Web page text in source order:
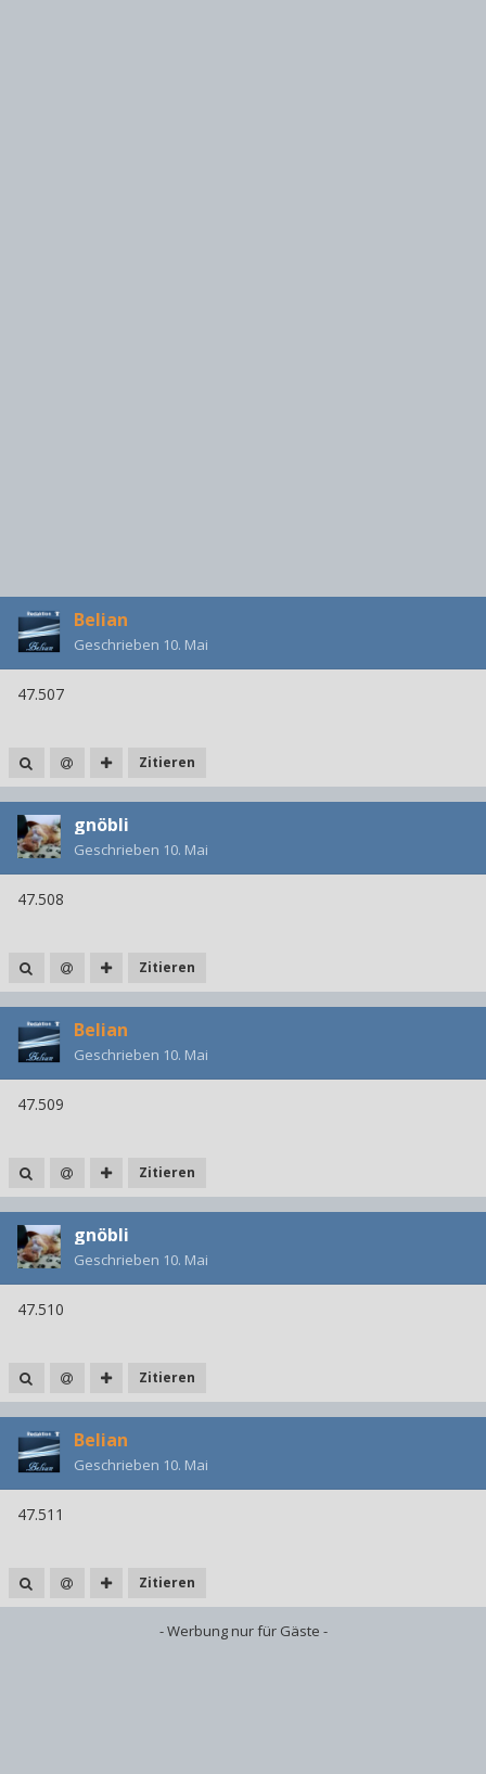
Belian
Geschrieben 10. Mai
47.507
Zitieren
gnöbli
Geschrieben 10. Mai
47.508
Zitieren
Belian
Geschrieben 10. Mai
47.509
Zitieren
gnöbli
Geschrieben 10. Mai
47.510
Zitieren
Belian
Geschrieben 10. Mai
47.511
Zitieren
- Werbung nur für Gäste -